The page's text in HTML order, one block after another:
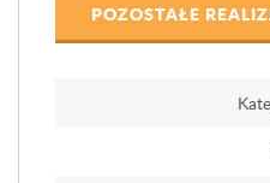
POZOSTAŁE